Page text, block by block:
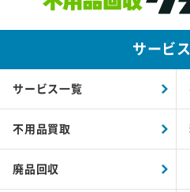
サービ
サービス一覧
不用品買取
廃品回収